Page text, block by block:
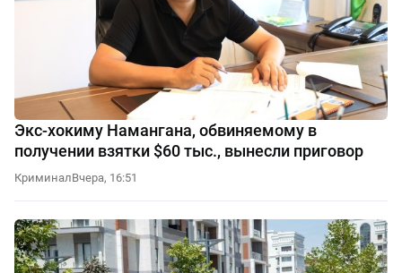
Экс-хокиму Намангана, обвиняемому в
получении взятки $60 тыс., вынесли приговор
КриминалВчера, 16:51